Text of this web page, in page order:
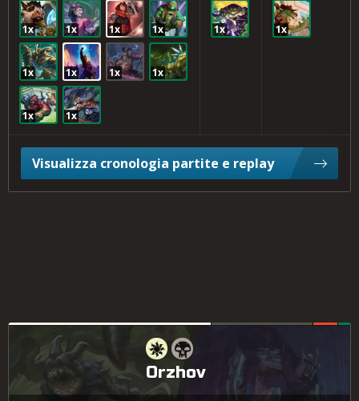
1x 1x 1x 1x
1x 1x 1x 1x
1x 1x
1x 1x
Visualizza cronologia partite e replay
Orzhov